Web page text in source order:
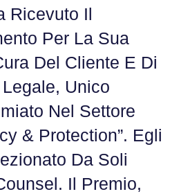
Ricevuto Il
Per La Sua
Del Cliente E Di
Unico
Nel Settore
& Protection”. Egli
Da Soli
Il Premio,